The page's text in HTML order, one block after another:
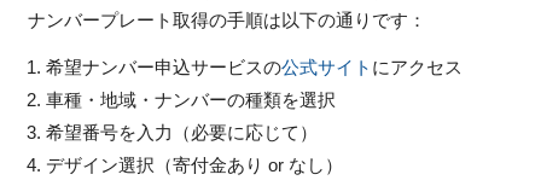
ナンバープレート取得の手順は以下の通りです：
希望ナンバー申込サービスの公式サイト にアクセス
車種・地域・ナンバーの種類を選択
希望番号を入力（必要に応じて）
デザイン選択（寄付金あり or なし）